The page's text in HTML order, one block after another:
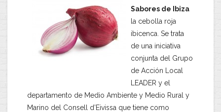
Sabores de Ibiza
la cebolla roja
ibicenca. Se trata
de una iniciativa
conjunta del Grupo
de Acción Local
LEADER y el
departamento de Medio Ambiente y Medio Rural y
Marino del Consell d’Eivissa que tiene como